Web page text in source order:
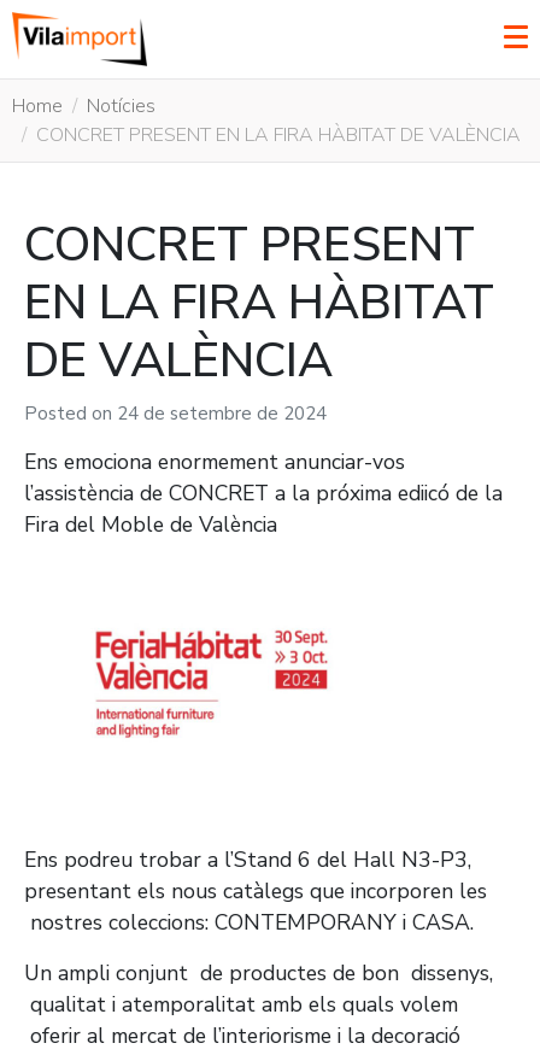
Home
Notícies
CONCRET PRESENT EN LA FIRA HÀBITAT DE VALÈNCIA
CONCRET PRESENT
EN LA FIRA HÀBITAT
DE VALÈNCIA
Posted on 24 de setembre de 2024
Ens emociona enormement anunciar-vos
l’assistència de CONCRET a la próxima ediicó de la
Fira del Moble de València
Ens podreu trobar a l’Stand 6 del Hall N3-P3,
presentant els nous catàlegs que incorporen les
nostres coleccions: CONTEMPORANY i CASA.
Un ampli conjunt de productes de bon dissenys,
qualitat i atemporalitat amb els quals volem
oferir al mercat de l’interiorisme i la decoració